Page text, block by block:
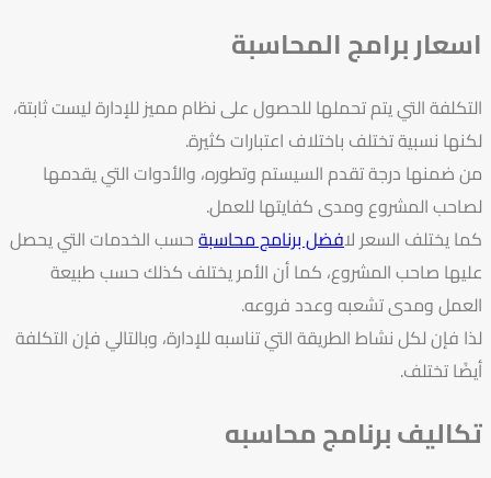
اسعار برامج المحاسبة
التكلفة التي يتم تحملها للحصول على نظام مميز للإدارة ليست ثابتة،
لكنها نسبية تختلف باختلاف اعتبارات كثيرة.
من ضمنها درجة تقدم السيستم وتطوره، والأدوات التي يقدمها
لصاحب المشروع ومدى كفايتها للعمل.
كما يختلف السعر لافضل برنامج محاسبةحسب الخدمات التي يحصل
عليها صاحب المشروع، كما أن الأمر يختلف كذلك حسب طبيعة
العمل ومدى تشعبه وعدد فروعه.
لذا فإن لكل نشاط الطريقة التي تناسبه للإدارة، وبالتالي فإن التكلفة
أيضًا تختلف.
تكاليف برنامج محاسبه